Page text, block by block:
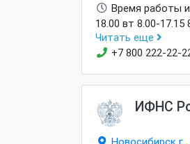
Время работы
18.00 вт 8.00-17.15
и четвертая
Читать еще
+7 800 222-22-
ИФНС